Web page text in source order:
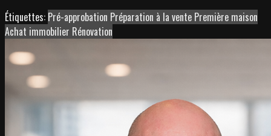
Étiquettes: Pré-approbation Préparation à la vente Première maison
Achat immobilier Rénovation